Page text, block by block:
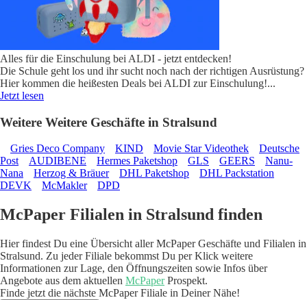
Alles für die Einschulung bei ALDI - jetzt entdecken!
Die Schule geht los und ihr sucht noch nach der richtigen Ausrüstung?
Hier kommen die heißesten Deals bei ALDI zur Einschulung!...
Jetzt lesen
Weitere Weitere Geschäfte in Stralsund
Gries Deco Company KIND Movie Star Videothek
Deutsche
Post
AUDIBENE Hermes Paketshop GLS GEERS
Nanu-
Nana
Herzog & Bräuer DHL Paketshop
DHL Packstation
DEVK
McMakler DPD
McPaper Filialen in Stralsund finden
Hier findest Du eine Übersicht aller McPaper Geschäfte und Filialen in
Stralsund. Zu jeder Filiale bekommst Du per Klick weitere
Informationen zur Lage, den Öffnungszeiten sowie Infos über
Angebote aus dem aktuellen McPaperProspekt.
Finde jetzt die nächste McPaper Filiale in Deiner Nähe!